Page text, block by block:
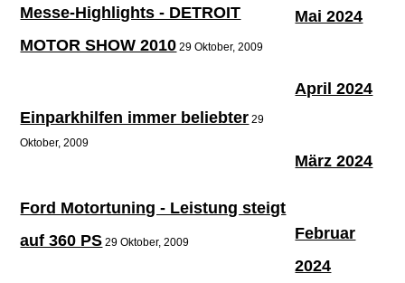
Messe-Highlights - DETROIT
MOTOR SHOW 2010 29 Oktober, 2009
Einparkhilfen immer beliebter 29
Oktober, 2009
Ford Motortuning - Leistung steigt
auf 360 PS 29 Oktober, 2009
Mai 2024
April 2024
März 2024
Februar
2024